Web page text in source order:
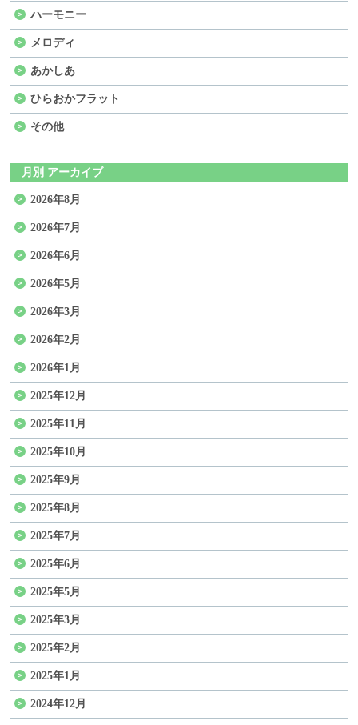
ハーモニー
メロディ
あかしあ
ひらおかフラット
その他
月別 アーカイブ
2026年8月
2026年7月
2026年6月
2026年5月
2026年3月
2026年2月
2026年1月
2025年12月
2025年11月
2025年10月
2025年9月
2025年8月
2025年7月
2025年6月
2025年5月
2025年3月
2025年2月
2025年1月
2024年12月